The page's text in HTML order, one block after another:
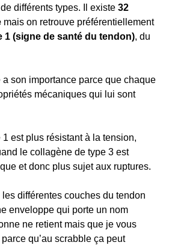
différents types. Il existe 32
mais on retrouve préférentiellement
1 (signe de santé du tendon), du
a son importance parce que chaque
mécaniques qui lui sont
est plus résistant à la tension,
le collagène de type 3 est
et donc plus sujet aux ruptures.
les différentes couches du tendon
enveloppe qui porte un nom
ne retient mais que je vous
qu’au scrabble ça peut